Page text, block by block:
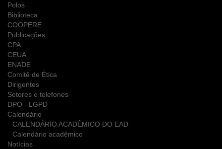
Polos
Biblioteca
COOPERE
Publicações
CPA
CEUA
ENADE
Comitê de Ética
Dirigentes
Setores e telefones
DPO - LGPD
Calendário
CALENDÁRIO ACADÊMICO DO EAD
Calendário acadêmico
Notícias